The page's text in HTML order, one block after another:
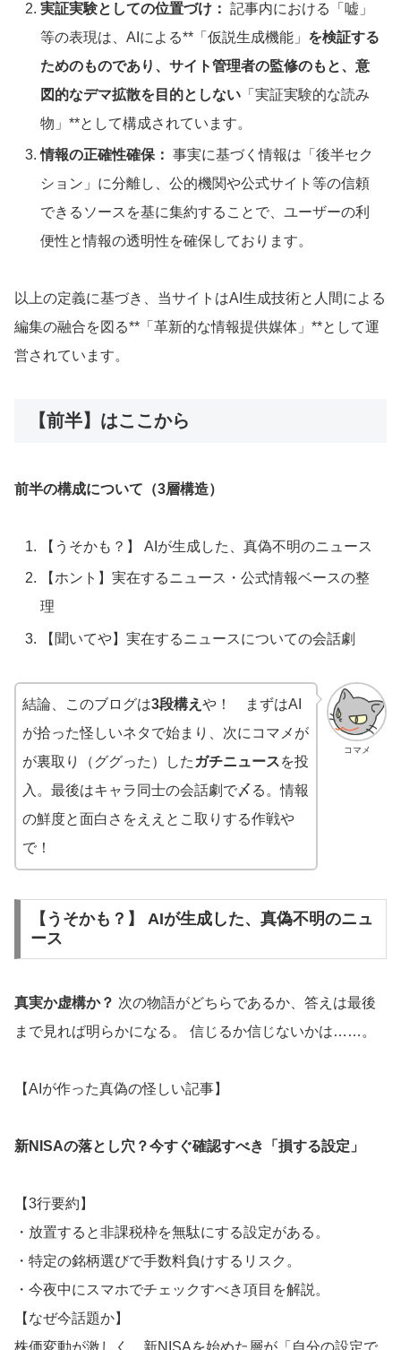
実証実験としての位置づけ： 記事内における「嘘」
等の表現は、AIによる**「仮説生成機能」 を検証する
ためのものであり、サイト管理者の監修のもと、意
図的なデマ拡散を目的としない 「実証実験的な読み
物」**として構成されています。
情報の正確性確保： 事実に基づく情報は「後半セク
ション」に分離し、公的機関や公式サイト等の信頼
できるソースを基に集約することで、ユーザーの利
便性と情報の透明性を確保しております。
以上の定義に基づき、当サイトはAI生成技術と人間による
編集の融合を図る**「革新的な情報提供媒体」**として運
営されています。
【前半】はここから
前半の構成について（3層構造）
【うそかも？】 AIが生成した、真偽不明のニュース
【ホント】実在するニュース・公式情報ベースの整
理
【聞いてや】実在するニュースについての会話劇
コマメ
結論、このブログは3段構え や！ まずはAI
が拾った怪しいネタで始まり、次にコマメが
が裏取り（ググった）した ガチニュースを投
入。最後はキャラ同士の会話劇で〆る。情報
の鮮度と面白さをええとこ取りする作戦や
で！
【うそかも？】 AIが生成した、真偽不明のニュ
ース
真実か虚構か？ 次の物語がどちらであるか、答えは最後
まで見れば明らかになる。 信じるか信じないかは……。
【AIが作った真偽の怪しい記事】
新NISAの落とし穴？今すぐ確認すべき「損する設定」
【3行要約】
・放置すると非課税枠を無駄にする設定がある。
・特定の銘柄選びで手数料負けするリスク。
・今夜中にスマホでチェックすべき項目を解説。
【なぜ今話題か】
株価変動が激しく、新NISAを始めた層が「自分の設定で